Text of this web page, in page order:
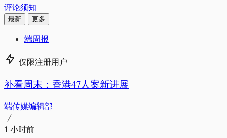
评论须知
最新 更多
端周报
仅限注册用户
补看周末：香港47人案新进展
端传媒编辑部
1 小时前